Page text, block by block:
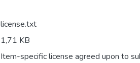
license.txt
1,71 KB
Item-specific license agreed upon to